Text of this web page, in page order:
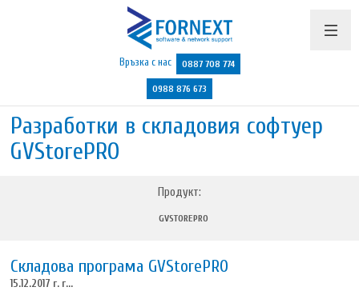
Продукти и цени
Поддръжка
Контакти
Връзка с нас 0887 708 774
0988 876 673
Разработки в складовия софтуер
GVStorePRO
Продукт:
GVSTOREPRO
Складова програма GVStorePRO
15.12.2017 г. г...